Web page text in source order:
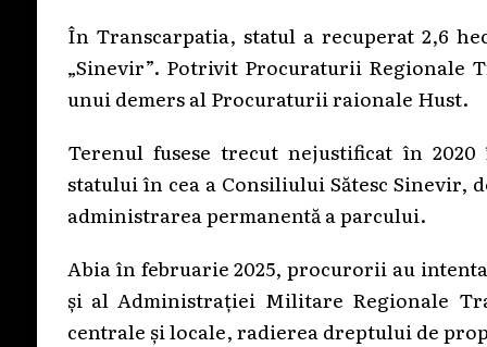
În Transcarpatia, statul a recuperat 2,6
„Sinevir”. Potrivit Procuraturii Regionale
unui demers al Procuraturii raionale Hust.
Terenul fusese trecut nejustificat în
statului în cea a Consiliului Sătesc Sinevir,
administrarea permanentă a parcului.
Abia în februarie 2025, procurorii au
și al Administrației Militare Regionale
centrale și locale, radierea dreptului de